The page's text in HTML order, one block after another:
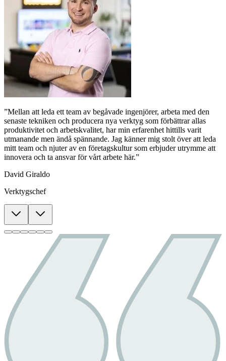
”Mellan att leda ett team av begåvade ingenjörer, arbeta med den
senaste tekniken och producera nya verktyg som förbättrar allas
produktivitet och arbetskvalitet, har min erfarenhet hittills varit
utmanande men ändå spännande. Jag känner mig stolt över att leda
mitt team och njuter av en företagskultur som erbjuder utrymme att
innovera och ta ansvar för vårt arbete här.”
David Giraldo
Verktygschef